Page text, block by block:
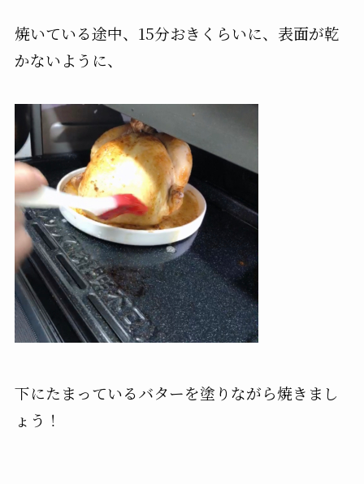
焼いている途中、15分おきくらいに、表面が乾
かないように、
下にたまっているバターを塗りながら焼きまし
ょう！